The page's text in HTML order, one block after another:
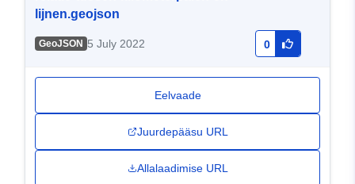
lijnen.geojson
GeoJSON 5 July 2022 0
Eelvaade
Juurdepääsu URL
Allalaadimise URL